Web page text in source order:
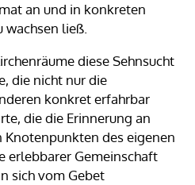
an und in konkreten
ließ.
diese Sehnsucht
die nicht nur die
konkret erfahrbar
die die Erinnerung an
Knotenpunkten des eigenen
erlebbarer Gemeinschaft
sich vom Gebet